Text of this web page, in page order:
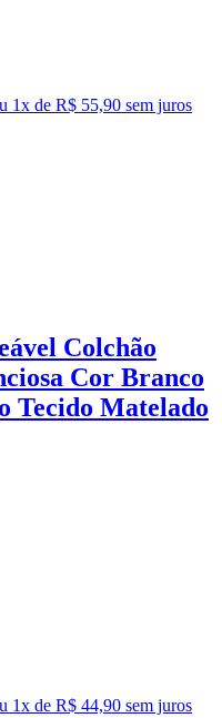
1x de R$ 55,90 sem juros
Colchão
Cor Branco
Tecido Matelado
1x de R$ 44,90 sem juros